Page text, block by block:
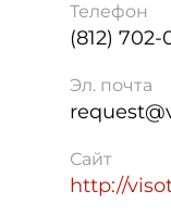
Телефон
(812) 702-
Эл. почта
Сайт
http://